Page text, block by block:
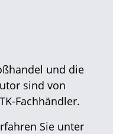
und die
sind von
Fachhändler.
Sie unter